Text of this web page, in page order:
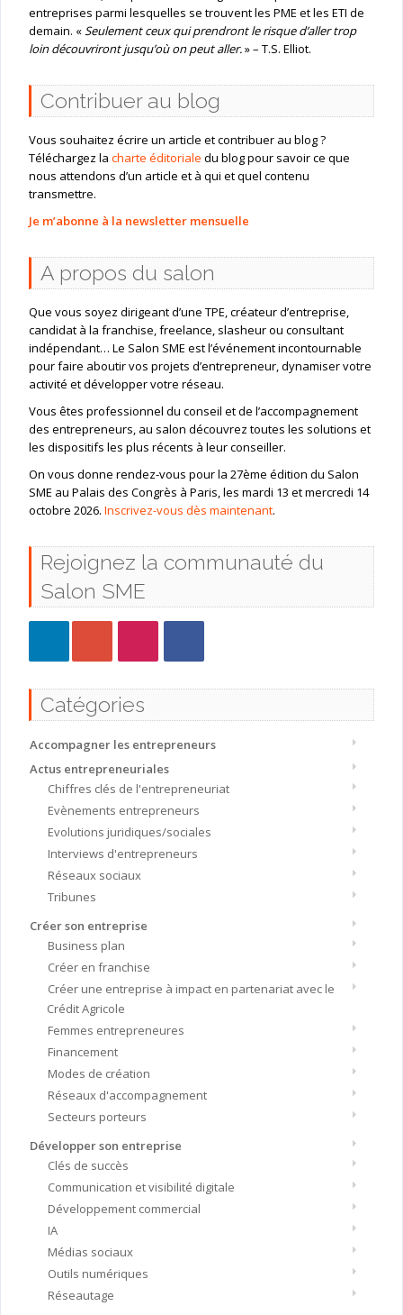
entreprises parmi lesquelles se trouvent les PME et les ETI de
demain. «Seulement ceux qui prendront le risque d’aller trop
loin découvriront jusqu’où on peut aller.» – T.S. Elliot.
Contribuer au blog
Vous souhaitez écrire un article et contribuer au blog ?
Téléchargez la charte éditoriale du blog pour savoir ce que
nous attendons d’un article et à qui et quel contenu
transmettre.
Je m’abonne à la newsletter mensuelle
A propos du salon
Que vous soyez dirigeant d’une TPE, créateur d’entreprise,
candidat à la franchise, freelance, slasheur ou consultant
indépendant… Le Salon SME est l’événement incontournable
pour faire aboutir vos projets d’entrepreneur, dynamiser votre
activité et développer votre réseau.
Vous êtes professionnel du conseil et de l’accompagnement
des entrepreneurs, au salon découvrez toutes les solutions et
les dispositifs les plus récents à leur conseiller.
On vous donne rendez-vous pour la 27ème édition du Salon
SME au Palais des Congrès à Paris, les mardi 13 et mercredi 14
octobre 2026. Inscrivez-vous dès maintenant.
Rejoignez la communauté du
Salon SME
Catégories
Accompagner les entrepreneurs
Actus entrepreneuriales
Chiffres clés de l'entrepreneuriat
Evènements entrepreneurs
Evolutions juridiques/sociales
Interviews d'entrepreneurs
Réseaux sociaux
Tribunes
Créer son entreprise
Business plan
Créer en franchise
Créer une entreprise à impact en partenariat avec le
Crédit Agricole
Femmes entrepreneures
Financement
Modes de création
Réseaux d'accompagnement
Secteurs porteurs
Développer son entreprise
Clés de succès
Communication et visibilité digitale
Développement commercial
IA
Médias sociaux
Outils numériques
Réseautage